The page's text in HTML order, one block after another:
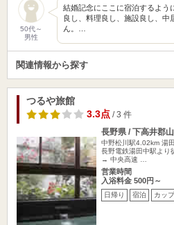
50代～
男性
結婚記念にここに宿泊するよう
良し、料理良し、施設良し、中
ん。…
関連情報から探す
つるや旅館
3.3点/ 3 件
長野県 / 下高井郡
中野松川駅4.02km 湯
長野電鉄湯田中駅より
→ 中央高速 …
営業時間
入浴料金 500円～
日帰り 宿泊 カッ